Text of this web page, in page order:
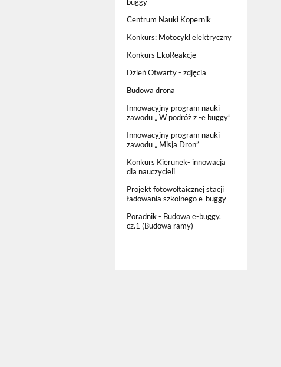
Centrum Nauki Kopernik
Konkurs: Motocykl elektryczny
Konkurs EkoReakcje
Dzień Otwarty - zdjęcia
Budowa drona
Innowacyjny program nauki
zawodu „ W podróż z -e buggy”
Innowacyjny program nauki
zawodu „ Misja Dron”
Konkurs Kierunek- innowacja
dla nauczycieli
Projekt fotowoltaicznej stacji
ładowania szkolnego e-buggy
Poradnik - Budowa e-buggy,
cz.1 (Budowa ramy)